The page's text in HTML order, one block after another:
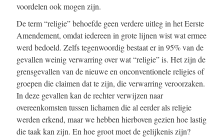
voordelen ook mogen zijn.
De term “religie” behoefde geen verdere uitleg in het Eerste
Amendement, omdat iedereen in grote lijnen wist wat ermee
werd bedoeld. Zelfs tegenwoordig bestaat er in 95% van de
gevallen weinig verwarring over wat “religie” is. Het zijn de
grensgevallen van de nieuwe en onconventionele religies of
groepen die claimen dat te zijn, die verwarring veroorzaken.
In deze gevallen kan de rechter verwijzen naar
overeenkomsten tussen lichamen die al eerder als religie
werden erkend, maar we hebben hierboven gezien hoe lastig
die taak kan zijn. En hoe groot moet de gelijkenis zijn?